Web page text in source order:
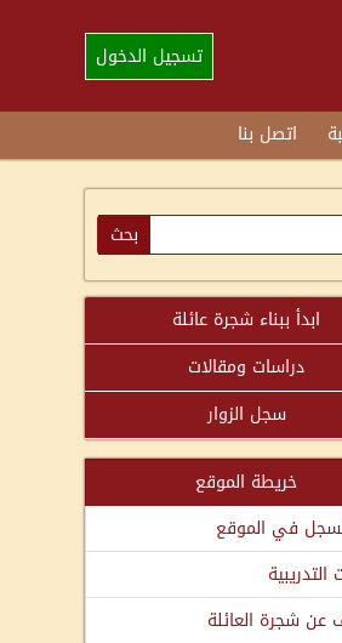
تسجيل الدخول
اتصل بنا
ابدأ ببناء شجرة عائلة
دراسات ومقالات
سجل الزوار
خريطة الموقع
في الموقع
التدريبية
عن شجرة العائلة